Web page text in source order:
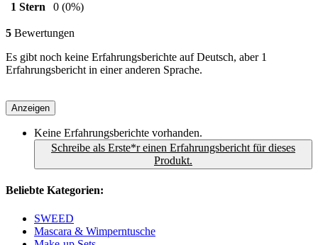
1 Stern
0 (0%)
5 Bewertungen
Es gibt noch keine Erfahrungsberichte auf Deutsch, aber 1
Erfahrungsbericht in einer anderen Sprache.
Anzeigen
Keine Erfahrungsberichte vorhanden.
Schreibe als Erste*r einen Erfahrungsbericht für dieses
Produkt.
Beliebte Kategorien:
SWEED
Mascara & Wimperntusche